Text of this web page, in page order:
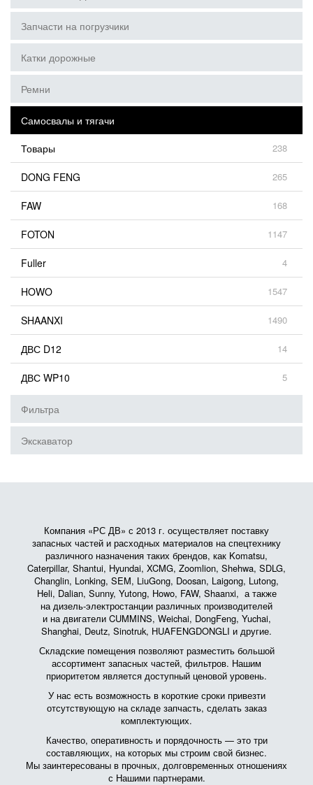
Запчасти на погрузчики
Катки дорожные
Ремни
Самосвалы и тягачи
Товары
238
DONG FENG 265
FAW 168
FOTON 1147
Fuller 4
HOWO 1547
SHAANXI 1490
ДВС D12 14
ДВС WP10 5
Фильтра
Экскаватор
Компания «РС ДВ» с 2013 г. осуществляет поставку
запасных частей и расходных материалов на спецтехнику
различного назначения таких брендов, как Komatsu,
Caterpillar, Shantui, Hyundai, XCMG, Zoomlion, Shehwa, SDLG,
Changlin, Lonking, SEM, LiuGong, Doosan, Laigong, Lutong,
Heli, Dalian, Sunny, Yutong, Howo, FAW, Shaanxi, а также
на дизель-электростанции различных производителей
и на двигатели CUMMINS, Weichai, DongFeng, Yuchai,
Shanghai, Deutz, Sinotruk, HUAFENGDONGLI и другие.
Складские помещения позволяют разместить большой
ассортимент запасных частей, фильтров. Нашим
приоритетом является доступный ценовой уровень.
У нас есть возможность в короткие сроки привезти
отсутствующую на складе запчасть, сделать заказ
комплектующих.
Качество, оперативность и порядочность — это три
составляющих, на которых мы строим свой бизнес.
Мы заинтересованы в прочных, долговременных отношениях
с Нашими партнерами.